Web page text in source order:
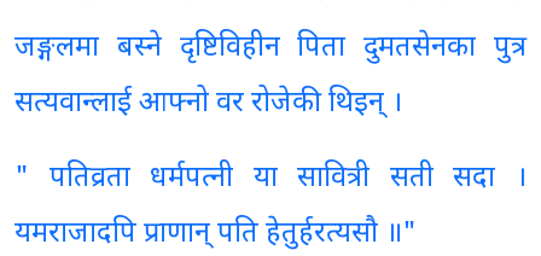
जङ्गलमा बस्ने दृष्टिविहीन पिता दुमतसेनका पुत्र
सत्यवान्लाई आफ्नो वर रोजेकी थिइन् ।
" पतिव्रता धर्मपत्नी या सावित्री सती सदा ।
यमराजादपि प्राणान् पति हेतुर्हरत्यसौ ॥"